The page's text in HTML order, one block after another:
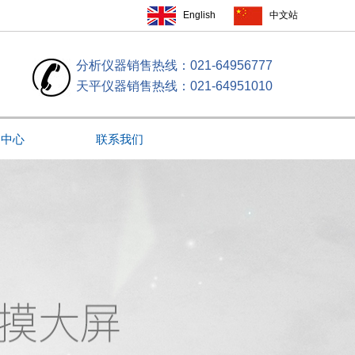
English 中文站
分析仪器销售热线：021-64956777
天平仪器销售热线：021-64951010
心 联系我们